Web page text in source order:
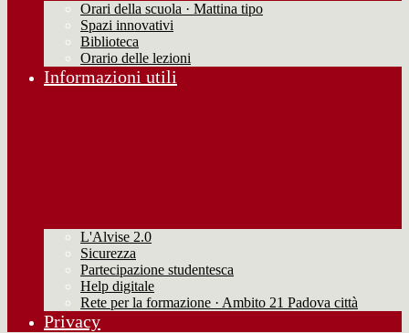
Orari della scuola · Mattina tipo
Spazi innovativi
Biblioteca
Orario delle lezioni
Informazioni utili
L'Alvise 2.0
Sicurezza
Partecipazione studentesca
Help digitale
Rete per la formazione · Ambito 21 Padova città
Privacy